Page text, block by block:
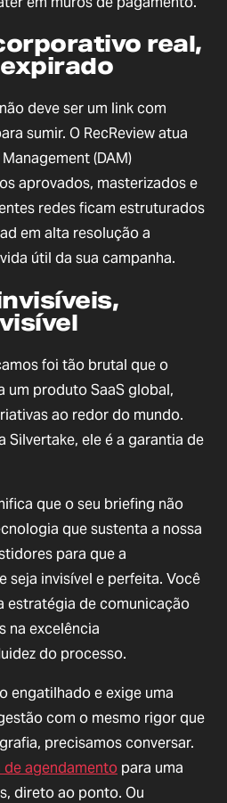
real,
deve ser um link com
sumir. O RecReview atua
(DAM)
aprovados, masterizados e
redes ficam estruturados
em alta resolução a
útil da sua campanha.
foi tão brutal que o
um produto SaaS global,
ao redor do mundo.
Silvertake, ele é a garantia de
que o seu briefing não
que sustenta a nossa
para que a
seja invisível e perfeita. Você
estratégia de comunicação
na excelência
do processo.
engatilhado e exige uma
com o mesmo rigor que
precisamos conversar.
de agendamento para uma
direto ao ponto. Ou